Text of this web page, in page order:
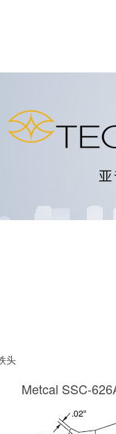
头
Metcal SSC-